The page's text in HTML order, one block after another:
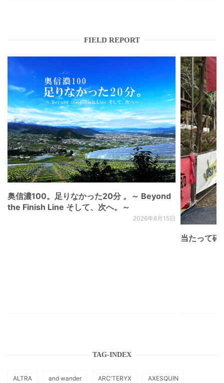
FIELD REPORT
奥信濃100。足りなかった20分 。～ Beyond
the Finish Line そして、次へ。～
2026年6月15日
当たって砕
TAG-INDEX
ALTRA and wander ARC'TERYX AXESQUIN